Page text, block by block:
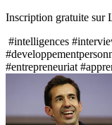
⁠Inscription gratuite sur
#intelligences
#entrepreneuriat